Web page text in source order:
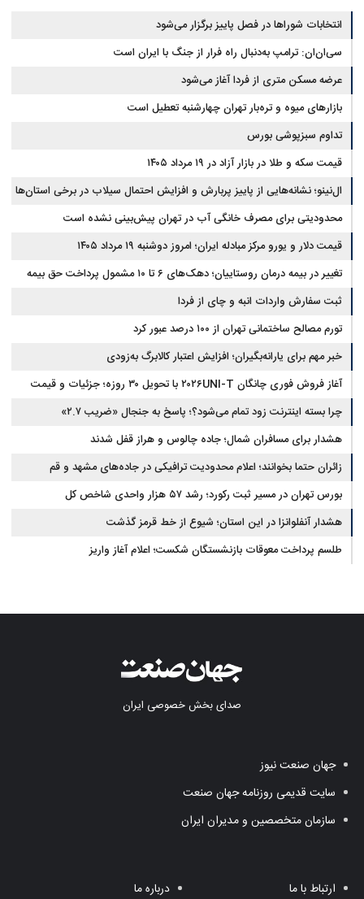
انتخابات شوراها در فصل پاییز برگزار می‌شود
سی‌ان‌ان: ترامپ به‌دنبال راه فرار از جنگ با ایران است
عرضه مسکن متری از فردا آغاز می‌شود
بازارهای میوه و تره‌بار تهران چهارشنبه تعطیل است
تداوم سبزپوشی بورس
قیمت سکه و طلا در بازار آزاد در ۱۹ مرداد ۱۴۰۵
ال‌نینو؛ نشانه‌هایی از پاییز پربارش و افزایش احتمال سیلاب در برخی استان‌ها
محدودیتی برای مصرف خانگی آب در تهران پیش‌بینی نشده است
قیمت دلار و یورو مرکز مبادله ایران؛ امروز دوشنبه ۱۹ مرداد ۱۴۰۵
تغییر در بیمه درمان روستاییان؛ دهک‌های ۶ تا ۱۰ مشمول پرداخت حق بیمه
شدند
ثبت سفارش واردات انبه و چای از فردا
تورم مصالح ساختمانی تهران از ۱۰۰ درصد عبور کرد
خبر مهم برای یارانه‌بگیران؛ افزایش اعتبار کالابرگ به‌زودی
آغاز فروش فوری چانگان ۲۰۲۶UNI-T با تحویل ۳۰ روزه؛ جزئیات و قیمت
چرا بسته اینترنت زود تمام می‌شود؟؛ پاسخ به جنجال «ضریب ۲.۷»
هشدار برای مسافران شمال؛ جاده چالوس و هراز قفل شدند
زائران حتما بخوانند؛ اعلام محدودیت ترافیکی در جاده‌های مشهد و قم
بورس تهران در مسیر ثبت رکورد؛ رشد ۵۷ هزار واحدی شاخص کل
هشدار آنفلوانزا در این استان؛ شیوع از خط قرمز گذشت
طلسم پرداخت معوقات بازنشستگان شکست؛ اعلام آغاز واریز
صدای بخش خصوصی ایران
جهان صنعت نیوز
سایت قدیمی روزنامه جهان صنعت
سازمان متخصصین و مدیران ایران
ارتباط با ما درباره ما